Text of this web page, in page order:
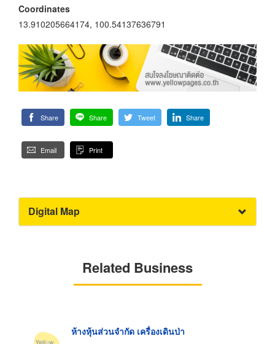
Coordinates
13.910205664174, 100.54137636791
Share Share Tweet Share
Email Print
Digital Map
Related Business
ห้างหุ้นส่วนจำกัด เครื่องเดินป่า